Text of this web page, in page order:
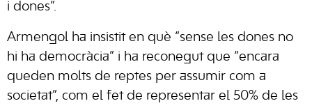
i dones”.
Armengol ha insistit en què “sense les dones no
hi ha democràcia” i ha reconegut que “encara
queden molts de reptes per assumir com a
societat”, com el fet de representar el 50% de les